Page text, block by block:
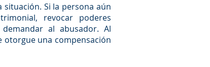
Si la persona aún
revocar poderes
al abusador. Al
una compensación